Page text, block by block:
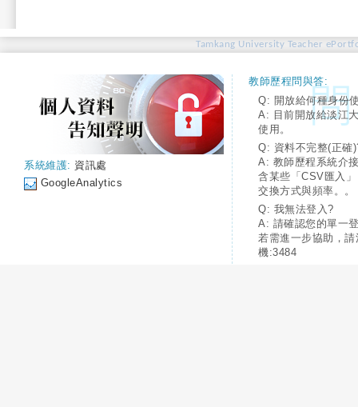
Tamkang University Teacher
系統維護: 資訊處
GoogleAnalytics
教師歷程問與答:
Q: 開放給何種身份
A: 目前開放給淡江
使用。
Q: 資料不完整(正確
A: 教師歷程系統介
含某些「CSV匯入
交換方式與頻率。。
Q: 我無法登入?
A: 請確認您的單一
若需進一步協助，
機:3484